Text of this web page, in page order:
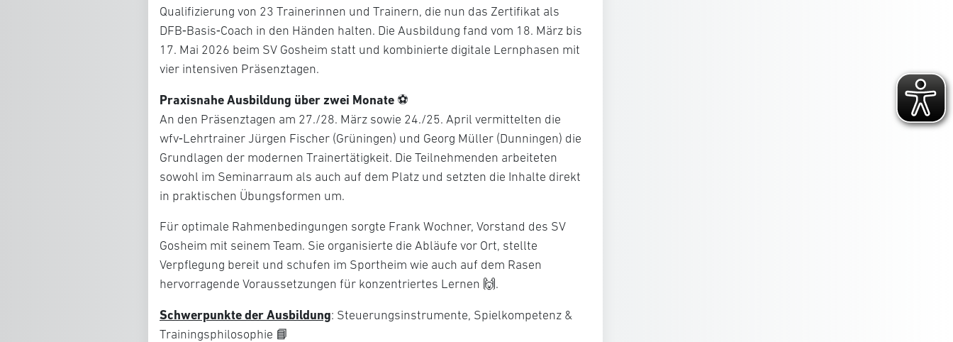
Qualifizierung von 23 Trainerinnen und Trainern, die nun das Zertifikat als
DFB‑Basis‑Coach in den Händen halten. Die Ausbildung fand vom 18. März bis
17. Mai 2026 beim SV Gosheim statt und kombinierte digitale Lernphasen mit
vier intensiven Präsenztagen.
Praxisnahe Ausbildung über zwei Monate ⚽
An den Präsenztagen am 27./28. März sowie 24./25. April vermittelten die
wfv‑Lehrtrainer Jürgen Fischer (Grüningen) und Georg Müller (Dunningen) die
Grundlagen der modernen Trainertätigkeit. Die Teilnehmenden arbeiteten
sowohl im Seminarraum als auch auf dem Platz und setzten die Inhalte direkt
in praktischen Übungsformen um.
Für optimale Rahmenbedingungen sorgte Frank Wochner, Vorstand des SV
Gosheim mit seinem Team. Sie organisierte die Abläufe vor Ort, stellte
Verpflegung bereit und schufen im Sportheim wie auch auf dem Rasen
hervorragende Voraussetzungen für konzentriertes Lernen 🙌.
Schwerpunkte der Ausbildung: Steuerungsinstrumente, Spielkompetenz &
Trainingsphilosophie 📘